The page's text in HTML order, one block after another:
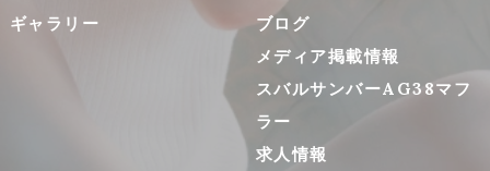
ギャラリー
ブログ
メディア掲載情報
スバルサンバーAG38マフ
ラー
求人情報